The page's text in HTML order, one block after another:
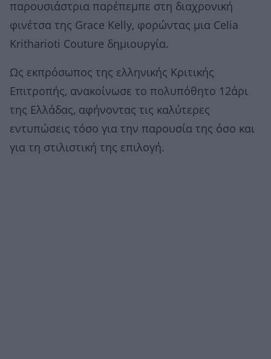
παρουσιάστρια παρέπεμπε στη διαχρονική
φινέτσα της Grace Kelly, φορώντας μια Celia
Kritharioti Couture δημιουργία.
Ως εκπρόσωπος της ελληνικής Κριτικής
Επιτροπής, ανακοίνωσε το πολυπόθητο 12άρι
της Ελλάδας, αφήνοντας τις καλύτερες
εντυπώσεις τόσο για την παρουσία της όσο και
για τη στιλιστική της επιλογή.